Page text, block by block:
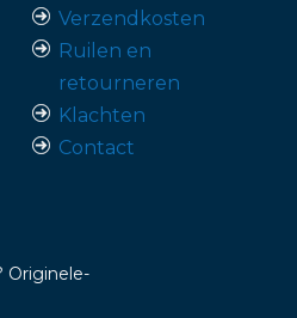
Verzendkosten
Ruilen en
retourneren
Klachten
Contact
Originele-